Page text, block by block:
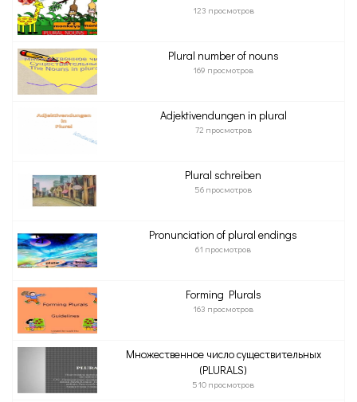
123 просмотров
Plural number of nouns
169 просмотров
Adjektivendungen in plural
72 просмотров
Plural schreiben
56 просмотров
Pronunciation of plural endings
61 просмотров
Forming Plurals
163 просмотров
Множественное число существительных
(PLURALS)
510 просмотров